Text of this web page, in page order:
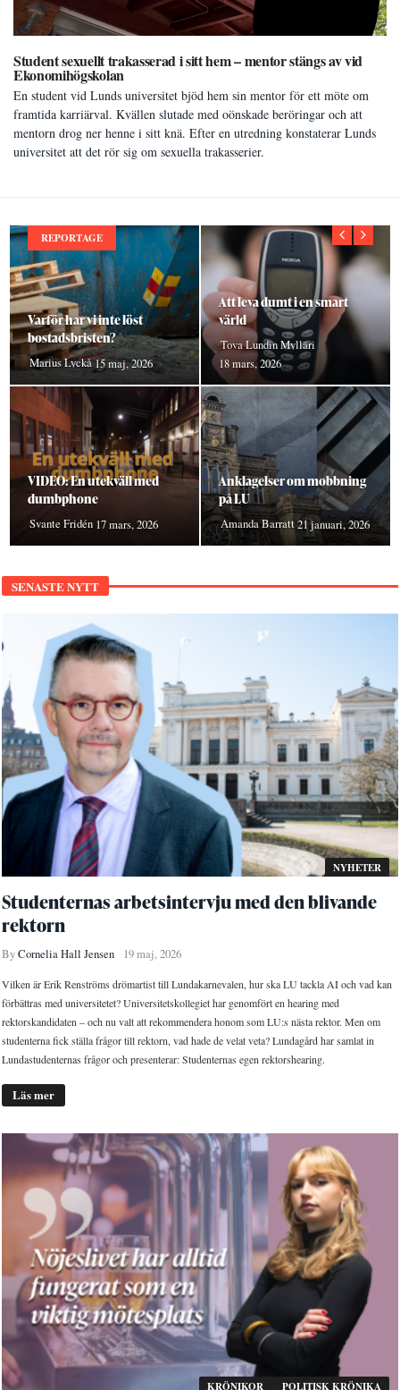
Student sexuellt trakasserad i sitt hem – mentor stängs av vid
Ekonomihögskolan
En student vid Lunds universitet bjöd hem sin mentor för ett möte om
framtida karriärval. Kvällen slutade med oönskade beröringar och att
mentorn drog ner henne i sitt knä. Efter en utredning konstaterar Lunds
universitet att det rör sig om sexuella trakasserier.
REPORTAGE
Varför har vi inte löst
bostadsbristen?
Marius Lyckå15 maj, 2026
Att leva dumt i en smart
värld
Tova Lundin Mylläri
18 mars, 2026
VIDEO: En utekväll med
dumbphone
Svante Fridén 17 mars, 2026
Anklagelser om mobbning
på LU
Amanda Barratt21 januari, 2026
SENASTE NYTT
NYHETER
Studenternas arbetsintervju med den blivande
rektorn
ByCornelia Hall Jensen 19 maj, 2026
Vilken är Erik Renströms drömartist till Lundakarnevalen, hur ska LU tackla AI och vad kan
förbättras med universitetet? Universitetskollegiet har genomfört en hearing med
rektorskandidaten – och nu valt att rekommendera honom som LU:s nästa rektor. Men om
studenterna fick ställa frågor till rektorn, vad hade de velat veta? Lundagård har samlat in
Lundastudenternas frågor och presenterar: Studenternas egen rektorshearing.
Läs mer
KRÖNIKOR POLITISK KRÖNIKA